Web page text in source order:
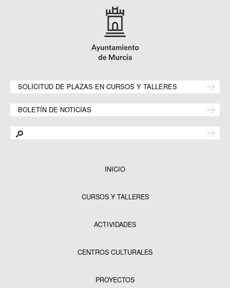
SOLICITUD DE PLAZAS EN CURSOS Y TALLERES
BOLETÍN DE NOTICIAS
INICIO
CURSOS Y TALLERES
ACTIVIDADES
CENTROS CULTURALES
PROYECTOS